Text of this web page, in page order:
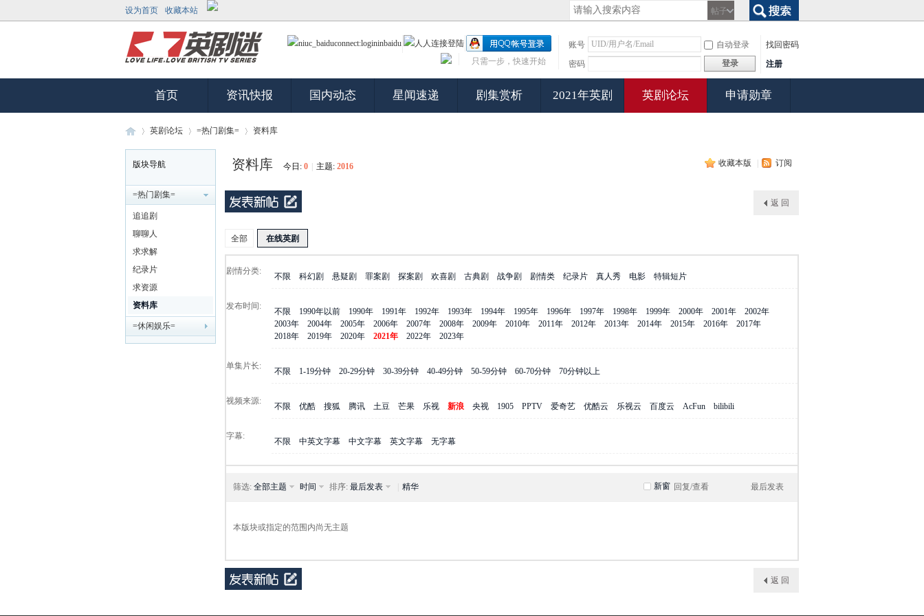
设为首页 收藏本站
帖子
账号
自动登录
找回密码
密码
登录 注册
只需一步，快速开始
首页 资讯快报 国内动态 星闻速递 剧集赏析 2021年英剧 英剧论坛 申请勋章
剧
»
英剧论坛 =热门剧集=
›
资料库
版块导航
=热门剧集=
追追剧
聊聊人
求求解
纪录片
求资源
资料库
=休闲娱乐=
收藏本版 订阅
资料库 今日: 0 主题: 2016
返 回
全部 在线英剧
剧情分类:
不限 科幻剧 悬疑剧 罪案剧 探案剧 欢喜剧 古典剧 战争剧 剧情类 纪录片 真人秀 电影 特辑短片
发布时间:
不限 1990年以前 1990年 1991年 1992年 1993年 1994年 1995年 1996年 1997年 1998年 1999年 2000年 2001年
2002年
2003年
2004年 2005年 2006年 2007年 2008年 2009年 2010年 2011年 2012年 2013年 2014年 2015年 2016年
2017年
2018年
2019年 2020年 2021年 2022年 2023年
单集片长:
不限 1-19分钟 20-29分钟 30-39分钟 40-49分钟 50-59分钟 60-70分钟 70分钟以上
视频来源:
不限 优酷 搜狐 腾讯 土豆 芒果 乐视 新浪 央视 1905 PPTV 爱奇艺 优酷云 乐视云 百度云 AcFun bilibili
字幕:
不限 中英文字幕 中文字幕 英文字幕 无字幕
新窗
筛选: 全部主题 时间 排序: 最后发表 精华 回复/查看 最后发表
本版块或指定的范围内尚无主题
返 回